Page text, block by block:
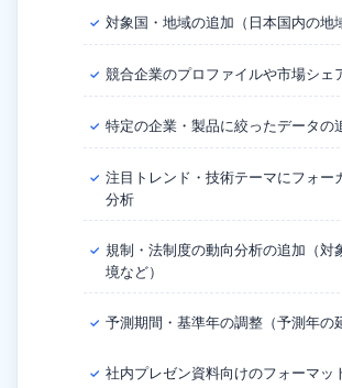
✓ 対象国・地域の追加（日本国内の地
✓ 競合企業のプロファイルや市場シェ
✓ 特定の企業・製品に絞ったデータの
✓ 注目トレンド・技術テーマにフォー
分析
✓ 規制・法制度の動向分析の追加（対
境など）
✓ 予測期間・基準年の調整（予測年の
✓ 社内プレゼン資料向けのフォーマ